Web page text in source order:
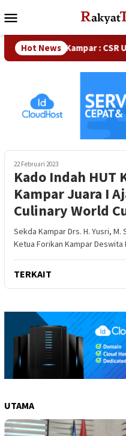
ke
Mobile
Hot News
DPRD Kampar : CSR
22 Februari 2023
Kado Indah HUT
Kampar Juara I
Culinary World
Sekda Kampar Drs. H. Yusri,
Ketua Forikan Kampar Deswita
TERKAIT
UTAMA